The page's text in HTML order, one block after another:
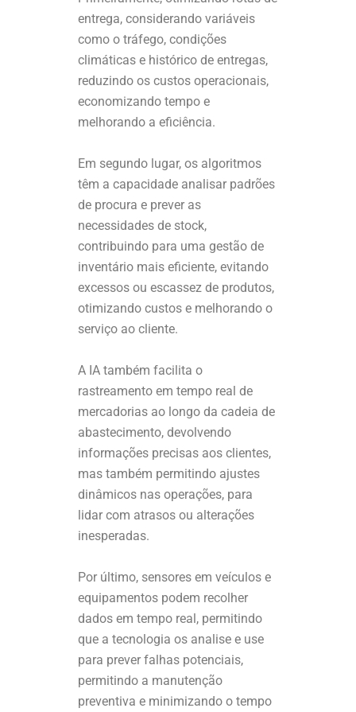
entrega, considerando variáveis
como o tráfego, condições
climáticas e histórico de entregas,
reduzindo os custos operacionais,
economizando tempo e
melhorando a eficiência.
Em segundo lugar, os algoritmos
têm a capacidade analisar padrões
de procura e prever as
necessidades de stock,
contribuindo para uma gestão de
inventário mais eficiente, evitando
excessos ou escassez de produtos,
otimizando custos e melhorando o
serviço ao cliente.
A IA também facilita o
rastreamento em tempo real de
mercadorias ao longo da cadeia de
abastecimento, devolvendo
informações precisas aos clientes,
mas também permitindo ajustes
dinâmicos nas operações, para
lidar com atrasos ou alterações
inesperadas.
Por último, sensores em veículos e
equipamentos podem recolher
dados em tempo real, permitindo
que a tecnologia os analise e use
para prever falhas potenciais,
permitindo a manutenção
preventiva e minimizando o tempo